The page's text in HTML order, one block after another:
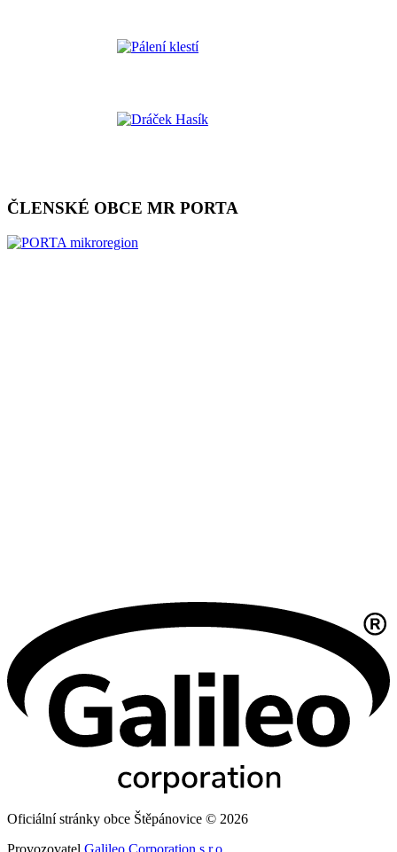
ČLENSKÉ OBCE MR PORTA
Oficiální stránky obce Štěpánovice © 2026
Provozovatel Galileo Corporation s.r.o.